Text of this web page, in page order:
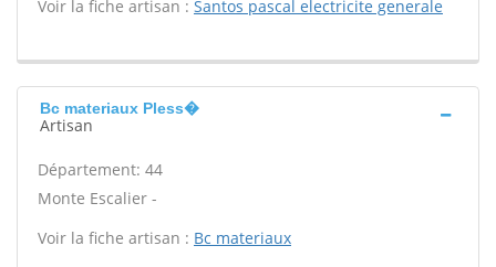
Voir la fiche artisan : Santos pascal electricite generale
Bc materiaux Pless�
Artisan
Département: 44
Monte Escalier -
Voir la fiche artisan : Bc materiaux